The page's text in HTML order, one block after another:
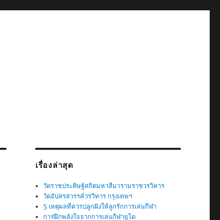
เรื่องล่าสุด
วัดราชประดิษฐ์สถิตมหาสีมารามราชวรวิหาร
วัดอัปสรสวรรค์วรวิหาร กรุงเทพฯ
5 เหตุผลที่ควรปลูกฝังให้ลูกรักการเล่นกีฬา
การฝึกพลังใจจากการเล่นกีฬายูโด